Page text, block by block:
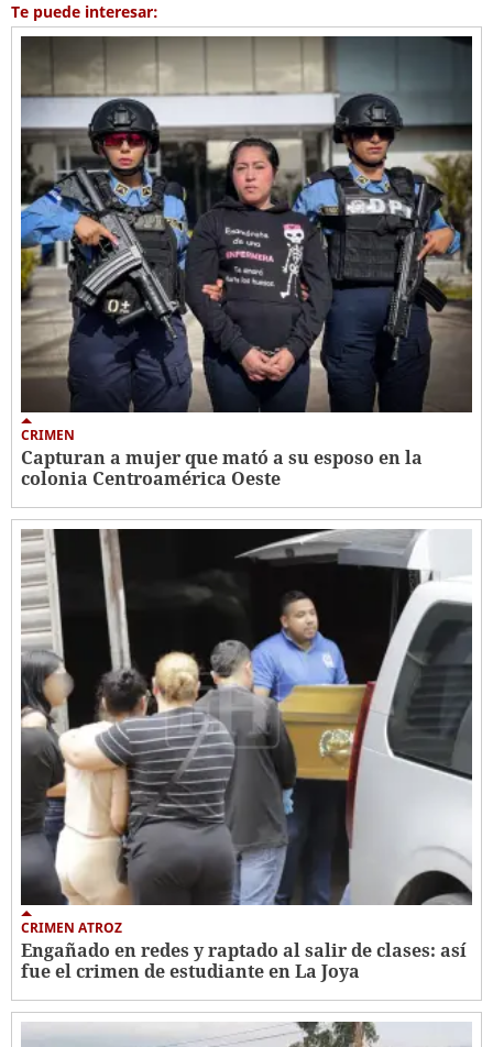
Te puede interesar:
CRIMEN
Capturan a mujer que mató a su esposo en la
colonia Centroamérica Oeste
CRIMEN ATROZ
Engañado en redes y raptado al salir de clases: así
fue el crimen de estudiante en La Joya